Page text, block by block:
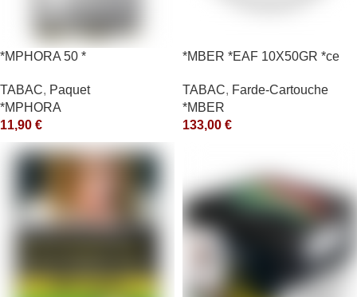
*MPHORA 50 *
TABAC, Paquet
*MPHORA
11,90 €
*MBER *EAF 10X50GR *ce
TABAC, Farde-Cartouche
*MBER
133,00 €